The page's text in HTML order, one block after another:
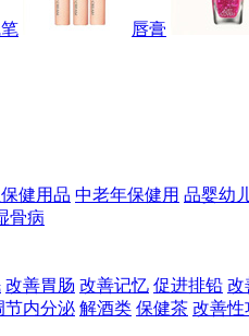
唇膏
健用品 中老年保健用 品婴幼
骨病
改善胃肠 改善记忆 促进排铅 改
节内分泌 解酒类 保健茶 改善性